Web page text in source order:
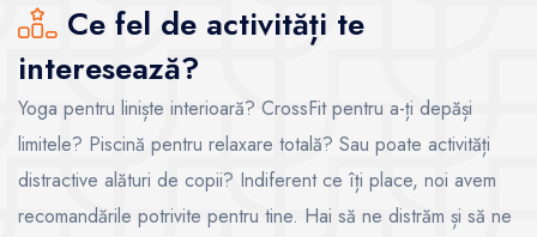
Ce fel de activități te
interesează?
Yoga pentru liniște interioară? CrossFit pentru a-ți depăși
limitele? Piscină pentru relaxare totală? Sau poate activități
distractive alături de copii? Indiferent ce îți place, noi avem
recomandările potrivite pentru tine. Hai să ne distrăm și să ne